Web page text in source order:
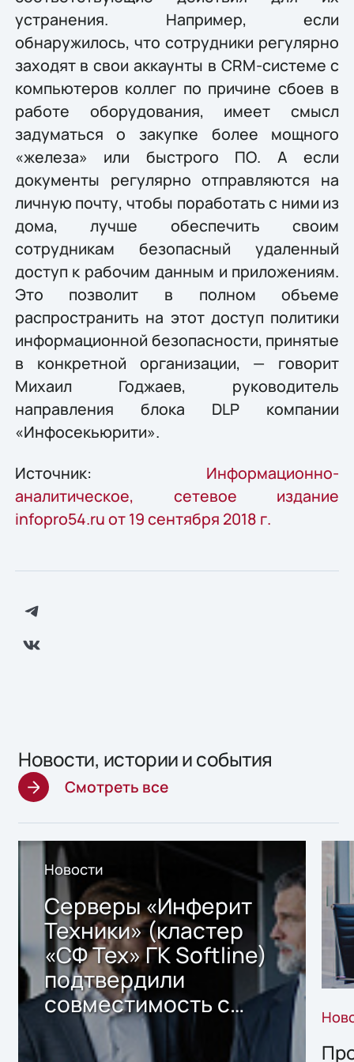
устранения. Например, если
обнаружилось, что сотрудники регулярно
заходят в свои аккаунты в CRM-системе с
компьютеров коллег по причине сбоев в
работе оборудования, имеет смысл
задуматься о закупке более мощного
«железа» или быстрого ПО. А если
документы регулярно отправляются на
личную почту, чтобы поработать с ними из
дома, лучше обеспечить своим
сотрудникам безопасный удаленный
доступ к рабочим данным и приложениям.
Это позволит в полном объеме
распространить на этот доступ политики
информационной безопасности, принятые
в конкретной организации, — говорит
Михаил Годжаев, руководитель
направления блока DLP компании
«Инфосекьюрити».
Источник: Информационно-
аналитическое, сетевое издание
infopro54.ru от 19 сентября 2018 г.
Новости, истории и события
Смотреть все
Новости
Серверы «Инферит
Техники» (кластер
«СФ Тех» ГК Softline)
подтвердили
совместимость с
решением Sharx
Storage 2.x для